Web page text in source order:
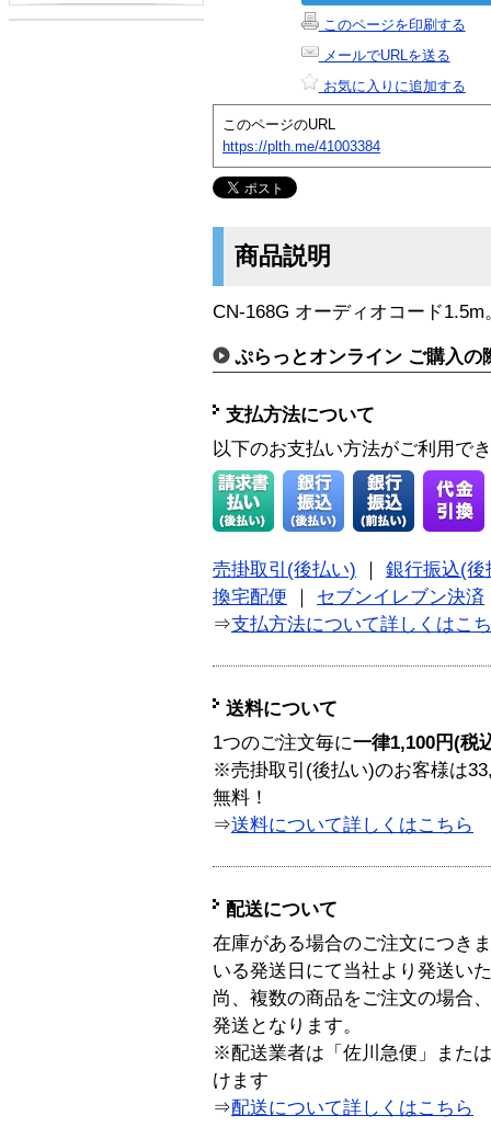
このページを印刷する
メールでURLを送る
お気に入りに追加する
このページのURL
https://plth.me/41003384
商品説明
CN-168G オーディオコード1.5m
ぷらっとオンライン ご購入の
支払方法について
以下のお支払い方法がご利用で
売掛取引(後払い)
銀行振込(後
換宅配便
セブンイレブン決済
⇒支払方法について詳しくはこ
送料について
1つのご注文毎に一律1,100円(税
※売掛取引(後払い)のお客様は
無料！
⇒送料について詳しくはこちら
配送について
在庫がある場合のご注文につき
いる発送日にて当社より発送い
尚、複数の商品をご注文の場合
発送となります。
※配送業者は「佐川急便」また
けます
⇒配送について詳しくはこちら